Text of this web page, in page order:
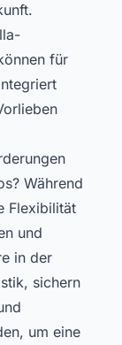
für
Während
Flexibilität
und
in der
sichern
um eine